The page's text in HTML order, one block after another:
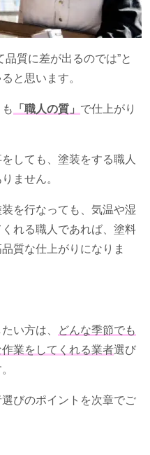
質に差が出るのでは”と
と思います。
「職人の質」 で仕上がり
しても、塗装をする職人
ません。
を行なっても、気温や湿
れる職人であれば、塗料
質な仕上がりになりま
い方は、
どんな季節でも
業をしてくれる業者選び
びのポイントを次章でご